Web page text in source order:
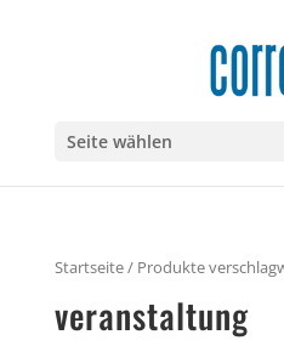
Seite wählen
Startseite/ Produkte
veranstaltung